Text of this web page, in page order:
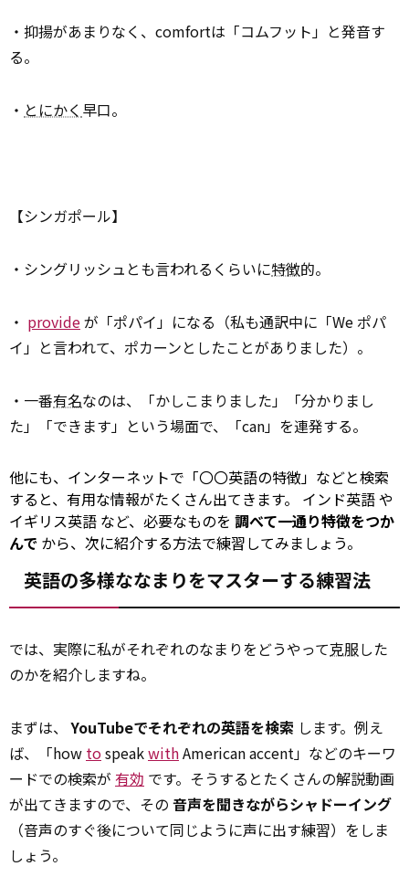
・抑揚があまりなく、comfortは「コムフット」と発音す
る。
・ とにかく 早口。
【シンガポール】
・シングリッシュとも言われるくらいに特徴的。
・ provideが「ポパイ」になる（私も通訳中に「We ポパ
イ」と言われて、ポカーンとしたことがありました）。
・一番有名なのは、「かしこまりました」「分かりまし
た」「できます」という場面で、「can」を連発する。
他にも、インターネットで「〇〇英語の特徴」などと検索
すると、有用な情報がたくさん出てきます。 インド英語や
イギリス英語 など、必要なものを 調べて一通り特徴をつか
んで から、次に紹介する方法で練習してみましょう。
英語の多様ななまりをマスターする練習法
では、実際に私がそれぞれのなまりをどうやって克服した
のかを紹介しますね。
まずは、YouTubeでそれぞれの英語を検索 します。例え
ば、「how tospeakwithAmerican accent」などのキーワ
ードでの検索が 有効 です。そうするとたくさんの解説動画
が出てきますので、その 音声を聞きながらシャドーイング
（音声のすぐ後について同じように声に出す練習）をしま
しょう。